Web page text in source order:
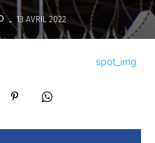
- 13 AVRIL 2022